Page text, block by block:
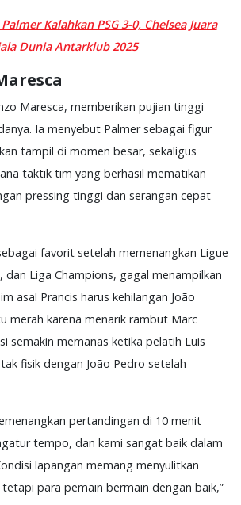
Kalahkan PSG 3-0, Chelsea Juara
Dunia Antarklub 2025
Maresca, memberikan pujian tinggi
Ia menyebut Palmer sebagai figur
tampil di momen besar, sekaligus
taktik tim yang berhasil mematikan
pressing tinggi dan serangan cepat
favorit setelah memenangkan Ligue
dan Liga Champions, gagal menampilkan
asal Prancis harus kehilangan João
merah karena menarik rambut Marc
semakin memanas ketika pelatih Luis
fisik dengan João Pedro setelah
pertandingan di 10 menit
tempo, dan kami sangat baik dalam
lapangan memang menyulitkan
para pemain bermain dengan baik,”